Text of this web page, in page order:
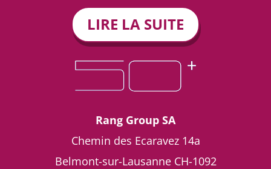
LIRE LA SUITE
Rang Group SA
Chemin des Ecaravez 14a
Belmont-sur-Lausanne CH-1092